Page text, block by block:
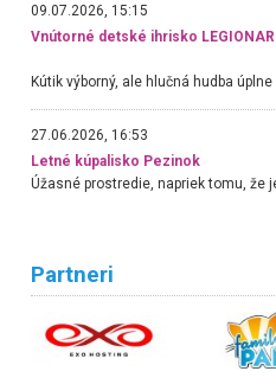
09.07.2026, 15:15
Vnútorné detské ihrisko
27.06.2026, 16:53
Letné kúpalisko Pezinok
Partneri